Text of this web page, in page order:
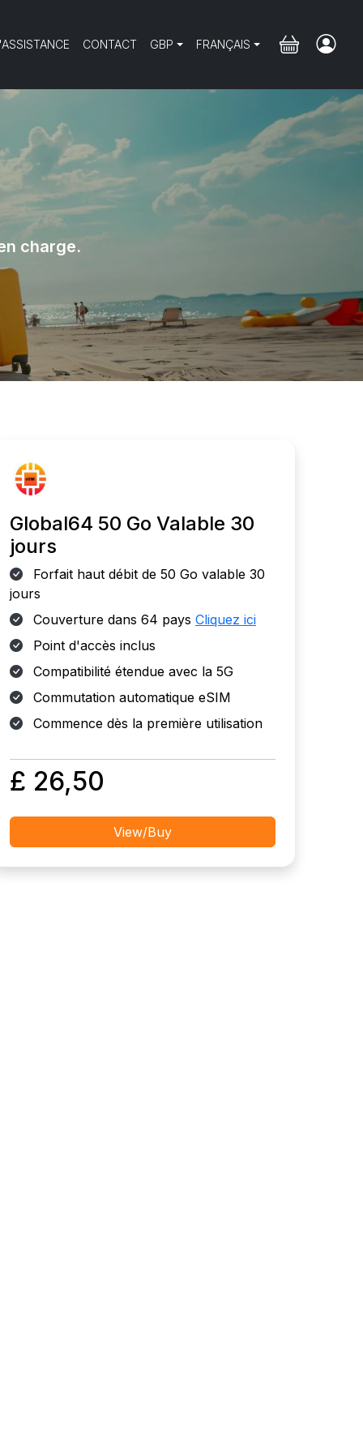
CONTACT GBP FRANÇAIS
charge.
Global64 50 Go Valable 30
jours
Forfait haut débit de 50 Go valable 30
jours
Couverture dans 64 pays Cliquez ici
Point d'accès inclus
Compatibilité étendue avec la 5G
Commutation automatique eSIM
Commence dès la première utilisation
£ 26,50
View/Buy